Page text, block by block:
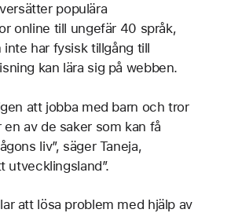
populära
online till ungefär 40 språk,
inte har fysisk tillgång till
kan lära sig på webben.
att jobba med barn och tror
av de saker som kan få
liv”, säger Taneja,
utvecklingsland”.
att lösa problem med hjälp av